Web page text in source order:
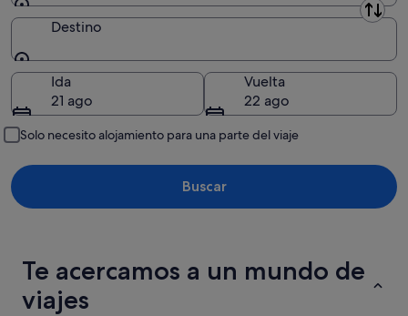
Origen
Destino
Destino
Ida
21 ago
Vuelta
22 ago
Solo necesito alojamiento para una parte del viaje
Buscar
Te acercamos a un mundo de
viajes